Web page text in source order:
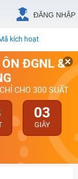
ĐĂNG NHẬP
kích hoạt
ĐGNL &
CHO 300 SUẤT
03
GIÂY